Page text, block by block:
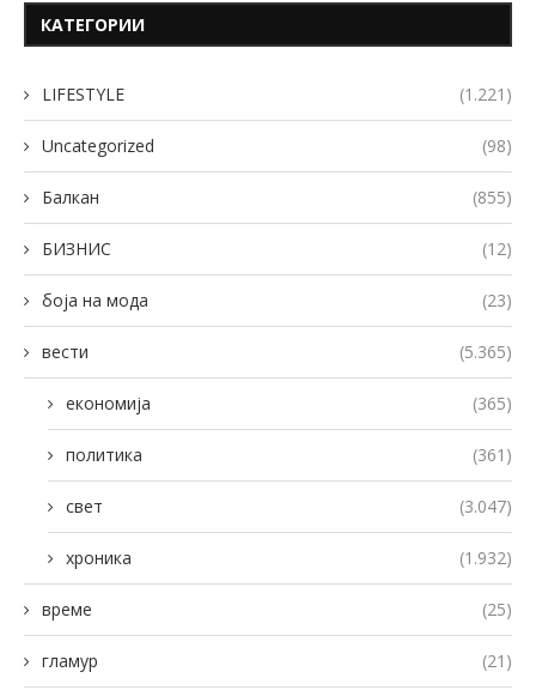
КАТЕГОРИИ
LIFESTYLE (1.221)
Uncategorized (98)
Балкан (855)
БИЗНИС (12)
боја на мода (23)
вести (5.365)
економија (365)
политика (361)
свет (3.047)
хроника (1.932)
време (25)
гламур (21)